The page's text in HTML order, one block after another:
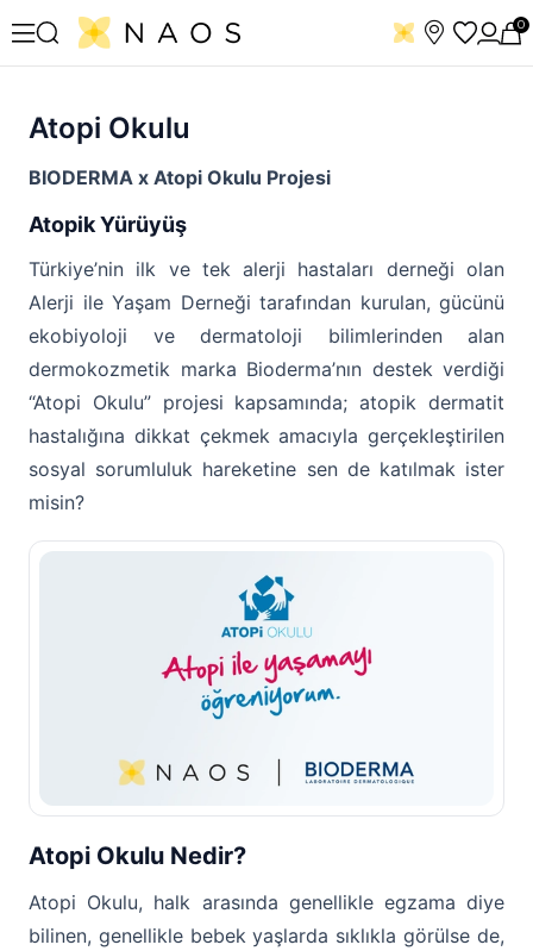
0
Atopi Okulu
BIODERMA x Atopi Okulu Projesi
Atopik Yürüyüş
Türkiye’nin ilk ve tek alerji hastaları derneği olan
Alerji ile Yaşam Derneği tarafından kurulan, gücünü
ekobiyoloji ve dermatoloji bilimlerinden alan
dermokozmetik marka Bioderma’nın destek verdiği
“Atopi Okulu” projesi kapsamında; atopik dermatit
hastalığına dikkat çekmek amacıyla gerçekleştirilen
sosyal sorumluluk hareketine sen de katılmak ister
misin?
Atopi Okulu Nedir?
Atopi Okulu, halk arasında genellikle egzama diye
bilinen, genellikle bebek yaşlarda sıklıkla görülse de,